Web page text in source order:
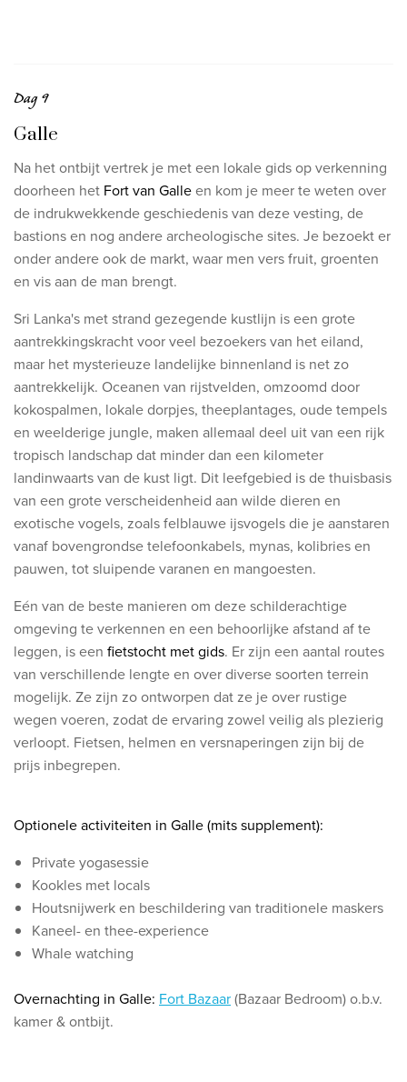
Dag 9
Galle
Na het ontbijt vertrek je met een lokale gids op verkenning
doorheen het Fort van Galleen kom je meer te weten over
de indrukwekkende geschiedenis van deze vesting, de
bastions en nog andere archeologische sites. Je bezoekt er
onder andere ook de markt, waar men vers fruit, groenten
en vis aan de man brengt.
Sri Lanka's met strand gezegende kustlijn is een grote
aantrekkingskracht voor veel bezoekers van het eiland,
maar het mysterieuze landelijke binnenland is net zo
aantrekkelijk. Oceanen van rijstvelden, omzoomd door
kokospalmen, lokale dorpjes, theeplantages, oude tempels
en weelderige jungle, maken allemaal deel uit van een rijk
tropisch landschap dat minder dan een kilometer
landinwaarts van de kust ligt. Dit leefgebied is de thuisbasis
van een grote verscheidenheid aan wilde dieren en
exotische vogels, zoals felblauwe ijsvogels die je aanstaren
vanaf bovengrondse telefoonkabels, mynas, kolibries en
pauwen, tot sluipende varanen en mangoesten.
Eén van de beste manieren om deze schilderachtige
omgeving te verkennen en een behoorlijke afstand af te
leggen, is een fietstocht met gids. Er zijn een aantal routes
van verschillende lengte en over diverse soorten terrein
mogelijk. Ze zijn zo ontworpen dat ze je over rustige
wegen voeren, zodat de ervaring zowel veilig als plezierig
verloopt. Fietsen, helmen en versnaperingen zijn bij de
prijs inbegrepen.
Optionele activiteiten in Galle (mits supplement):
Private yogasessie
Kookles met locals
Houtsnijwerk en beschildering van traditionele maskers
Kaneel- en thee-experience
Whale watching
Overnachting in Galle: Fort Bazaar(Bazaar Bedroom) o.b.v.
kamer & ontbijt.